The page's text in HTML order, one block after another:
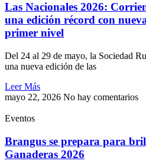
Las Nacionales 2026:
una edición récord con
primer nivel
Del 24 al 29 de mayo, la Sociedad
una nueva edición de las
Leer Más
mayo 22, 2026 No hay comentarios
Eventos
Brangus se prepara para
Ganaderas 2026